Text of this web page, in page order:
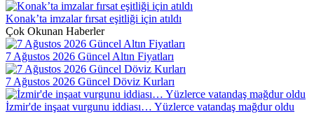
Konak’ta imzalar fırsat eşitliği için atıldı
Çok Okunan Haberler
7 Ağustos 2026 Güncel Altın Fiyatları
7 Ağustos 2026 Güncel Döviz Kurları
İzmir'de inşaat vurgunu iddiası… Yüzlerce vatandaş mağdur oldu